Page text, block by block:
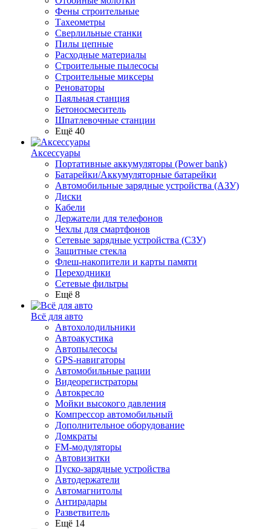
Фены строительные
Тахеометры
Сверлильные станки
Пилы цепные
Расходные материалы
Строительные пылесосы
Строительные миксеры
Реноваторы
Паяльная станция
Бетоносмеситель
Шпатлевочные станции
Ещё 40
Аксессуары
Портативные аккумуляторы (Power bank)
Батарейки/Аккумуляторные батарейки
Автомобильные зарядные устройства (АЗУ)
Диски
Кабели
Держатели для телефонов
Чехлы для смартфонов
Сетевые зарядные устройства (СЗУ)
Защитные стекла
Флеш-накопители и карты памяти
Переходники
Сетевые фильтры
Ещё 8
Всё для авто
Автохолодильники
Автоакустика
Автопылесосы
GPS-навигаторы
Автомобильные рации
Видеорегистраторы
Автокресло
Мойки высокого давления
Компрессор автомобильный
Дополнительное оборудование
Домкраты
FM-модуляторы
Автовизитки
Пуско-зарядные устройства
Автодержатели
Автомагнитолы
Антирадары
Разветвитель
Ещё 14